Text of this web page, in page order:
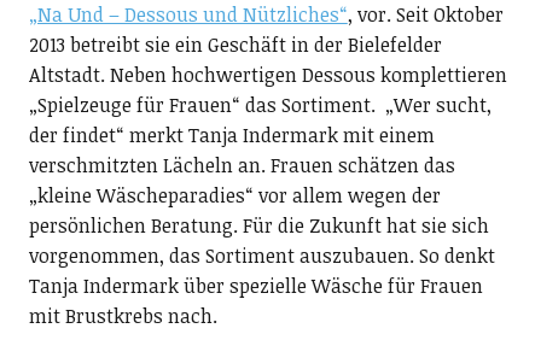
„Na Und – Dessous und Nützliches“, vor. Seit Oktober
2013 betreibt sie ein Geschäft in der Bielefelder
Altstadt. Neben hochwertigen Dessous komplettieren
„Spielzeuge für Frauen“ das Sortiment. „Wer sucht,
der findet“ merkt Tanja Indermark mit einem
verschmitzten Lächeln an. Frauen schätzen das
„kleine Wäscheparadies“ vor allem wegen der
persönlichen Beratung. Für die Zukunft hat sie sich
vorgenommen, das Sortiment auszubauen. So denkt
Tanja Indermark über spezielle Wäsche für Frauen
mit Brustkrebs nach.